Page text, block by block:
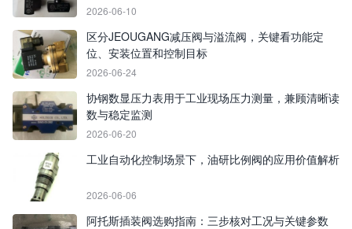
2026-06-10
区分JEOUGANG减压阀与溢流阀，关键看功能定
位、安装位置和控制目标
2026-06-24
协钢数显压力表用于工业现场压力测量，兼顾清晰读
数与稳定监测
2026-06-20
工业自动化控制场景下，油研比例阀的应用价值解析
2026-06-06
阿托斯插装阀选购指南：三步核对工况与关键参数